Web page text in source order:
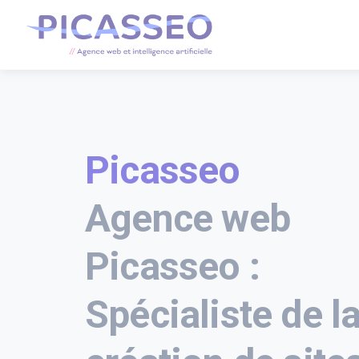
Picasseo
Agence web
Picasseo :
Spécialiste de